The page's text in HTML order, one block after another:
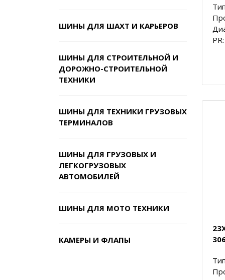
ШИНЫ ДЛЯ ШАХТ И КАРЬЕРОВ
ШИНЫ ДЛЯ СТРОИТЕЛЬНОЙ И
ДОРОЖНО-СТРОИТЕЛЬНОЙ
ТЕХНИКИ
ШИНЫ ДЛЯ ТЕХНИКИ ГРУЗОВЫХ
ТЕРМИНАЛОВ
ШИНЫ ДЛЯ ГРУЗОВЫХ И
ЛЕГКОГРУЗОВЫХ
АВТОМОБИЛЕЙ
ШИНЫ ДЛЯ МОТО ТЕХНИКИ
КАМЕРЫ И ФЛАПЫ